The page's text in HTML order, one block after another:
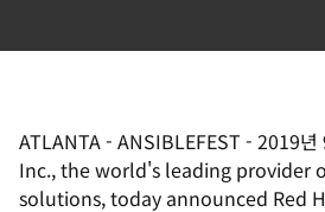
ATLANTA - ANSIBLEFEST - 2019년
Inc., the world's leading provider
solutions, today announced Red